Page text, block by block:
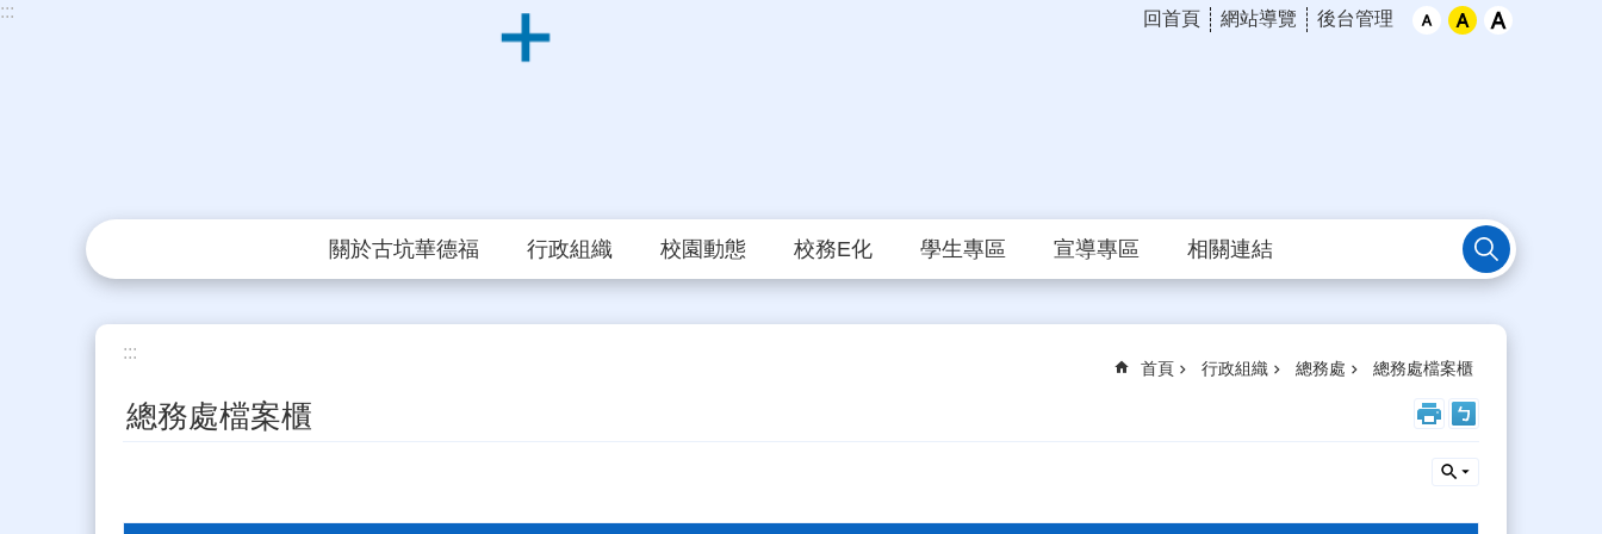
跳到主要內容區塊
::: 回首頁 網站導覽 後台管理
關於古坑華德福 行政組織 校園動態 校務E化 學生專區 宣導專區 相關連結
:::
首頁 行政組織 總務處 總務處檔案櫃
總務處檔案櫃